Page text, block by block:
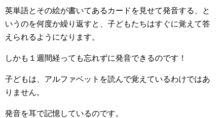
英単語とその絵が書いてあるカードを見せて発音する、と
いうのを何度か繰り返すと、子どもたちはすぐに覚えて答
えられるようになります。
しかも１週間経っても忘れずに発音できるのです！
子どもは、アルファベットを読んで覚えているわけではあ
りません。
発音を耳で記憶しているのです。